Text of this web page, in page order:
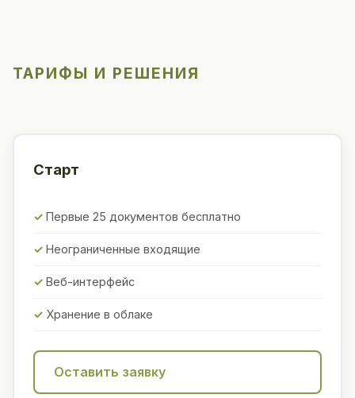
ТАРИФЫ И РЕШЕНИЯ
Старт
Первые 25 документов бесплатно
Неограниченные входящие
Веб-интерфейс
Хранение в облаке
Оставить заявку